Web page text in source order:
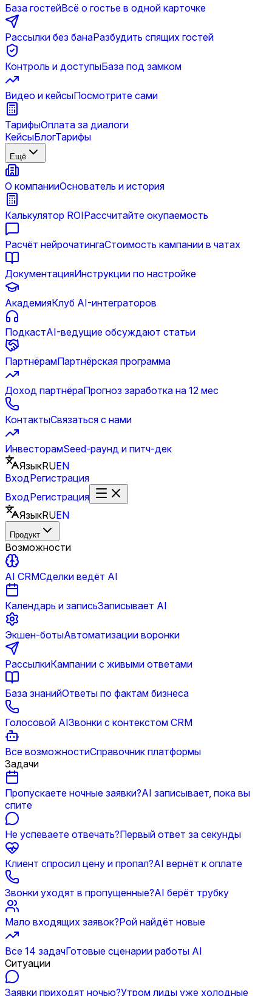
База гостейВсё о гостье в одной карточке
Рассылки без банаРазбудить спящих гостей
Контроль и доступыБаза под замком
Видео и кейсыПосмотрите сами
ТарифыОплата за диалоги
КейсыБлогТарифы
Ещё
О компанииОснователь и история
Калькулятор ROIРассчитайте окупаемость
Расчёт нейрочатингаСтоимость кампании в чатах
ДокументацияИнструкции по настройке
АкадемияКлуб AI-интеграторов
ПодкастAI-ведущие обсуждают статьи
ПартнёрамПартнёрская программа
Доход партнёраПрогноз заработка на 12 мес
КонтактыСвязаться с нами
ИнвесторамSeed-раунд и питч-дек
ЯзыкRUEN
ВходРегистрация
ВходРегистрация
ЯзыкRUEN
Продукт
Возможности
AI CRMСделки ведёт AI
Календарь и записьЗаписывает AI
Экшен-ботыАвтоматизации воронки
РассылкиКампании с живыми ответами
База знанийОтветы по фактам бизнеса
Голосовой AIЗвонки с контекстом CRM
Все возможностиСправочник платформы
Задачи
Пропускаете ночные заявки?AI записывает, пока вы
спите
Не успеваете отвечать?Первый ответ за секунды
Клиент спросил цену и пропал?AI вернёт к оплате
Звонки уходят в пропущенные?AI берёт трубку
Мало входящих заявок?Рой найдёт новые
Все 14 задачГотовые сценарии работы AI
Ситуации
Заявки приходят ночью?Утром лиды уже холодные